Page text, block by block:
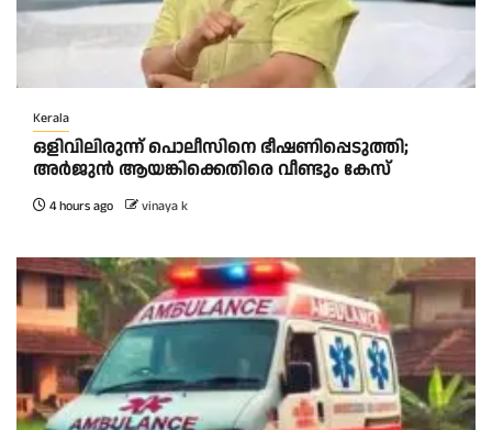
Kerala
ഒളിവിലിരുന്ന് പൊലീസിനെ ഭീഷണിപ്പെടുത്തി;
അർജുൻ ആയങ്കിക്കെതിരെ വീണ്ടും കേസ്
4 hours ago vinaya k